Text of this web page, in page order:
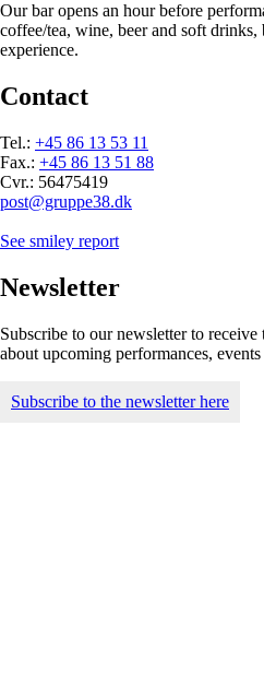
Our bar opens an hour before
coffee/tea, wine, beer and soft drinks,
experience.
Contact
Tel.: +45 86 13 53 11
Fax.: +45 86 13 51 88
Cvr.: 56475419
post@gruppe38.dk
See smiley report
Newsletter
Subscribe to our newsletter to
about upcoming performances, events
Subscribe to the newsletter here